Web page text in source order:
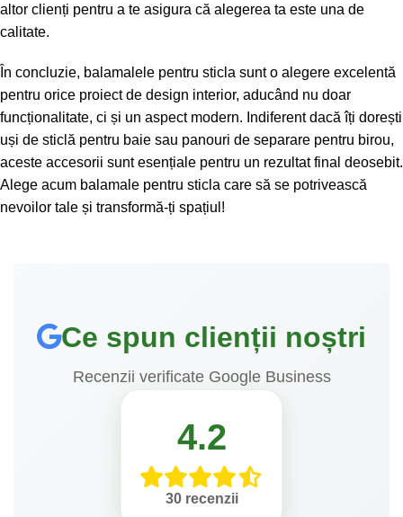
altor clienți pentru a te asigura că alegerea ta este una de
calitate.
În concluzie, balamalele pentru sticla sunt o alegere excelentă
pentru orice proiect de design interior, aducând nu doar
funcționalitate, ci și un aspect modern. Indiferent dacă îți dorești
uși de sticlă pentru baie sau panouri de separare pentru birou,
aceste accesorii sunt esențiale pentru un rezultat final deosebit.
Alege acum balamale pentru sticla care să se potrivească
nevoilor tale și transformă-ți spațiul!
Ce spun clienții noștri
Recenzii verificate Google Business
4.2
30 recenzii